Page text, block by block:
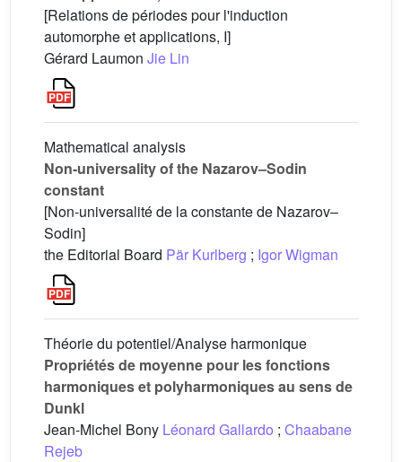
[Relations de périodes pour l'induction
automorphe et applications, I]
Gérard Laumon Jie Lin
Mathematical analysis
Non-universality of the Nazarov–Sodin
constant
[Non-universalité de la constante de Nazarov–
Sodin]
the Editorial Board Pär Kurlberg ; Igor Wigman
Théorie du potentiel/Analyse harmonique
Propriétés de moyenne pour les fonctions
harmoniques et polyharmoniques au sens de
Dunkl
Jean-Michel Bony Léonard Gallardo ; Chaabane
Rejeb